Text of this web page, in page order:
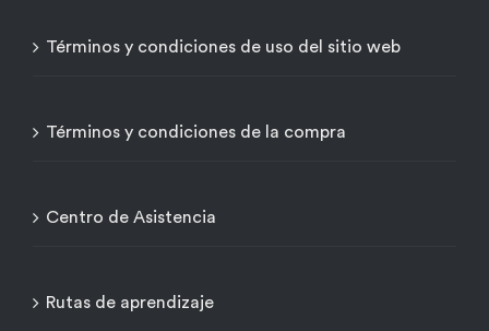
Términos y condiciones de uso del sitio web
Términos y condiciones de la compra
Centro de Asistencia
Rutas de aprendizaje